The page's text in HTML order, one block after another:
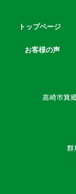
高崎市箕
群
トップページ
お客様の声